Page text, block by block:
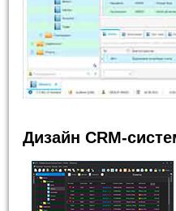
Дизайн CRM-